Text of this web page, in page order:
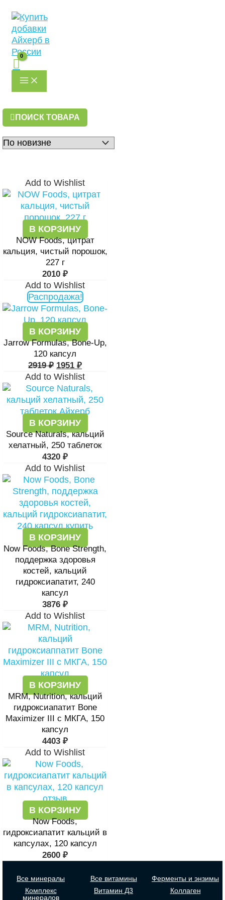
содержимому
MENU
ПОИСК ТОВАРА
Add to Wishlist
В КОРЗИНУ
NOW Foods, цитрат
кальция, чистый порошок,
227 г
2010 ₽
Add to Wishlist
Распродажа!
В КОРЗИНУ
Jarrow Formulas, Bone-Up,
120 капсул
2919₽ 1951 ₽
Add to Wishlist
В КОРЗИНУ
Source Naturals, кальций
хелатный, 250 таблеток
4320 ₽
Add to Wishlist
В КОРЗИНУ
Now Foods, Bone Strength,
поддержка здоровья
костей, кальций
гидроксиапатит, 240
капсул
3876 ₽
Add to Wishlist
В КОРЗИНУ
MRM, Nutrition, кальций
гидроксиапатит Bone
Maximizer III с МКГА, 150
капсул
4403 ₽
Add to Wishlist
В КОРЗИНУ
Now Foods,
гидроксиапатит кальций в
капсулах, 120 капсул
2600 ₽
Все минералы
Комплекс
минералов
Все витамины
Витамин Д3
Ферменты и энзимы
Коллаген